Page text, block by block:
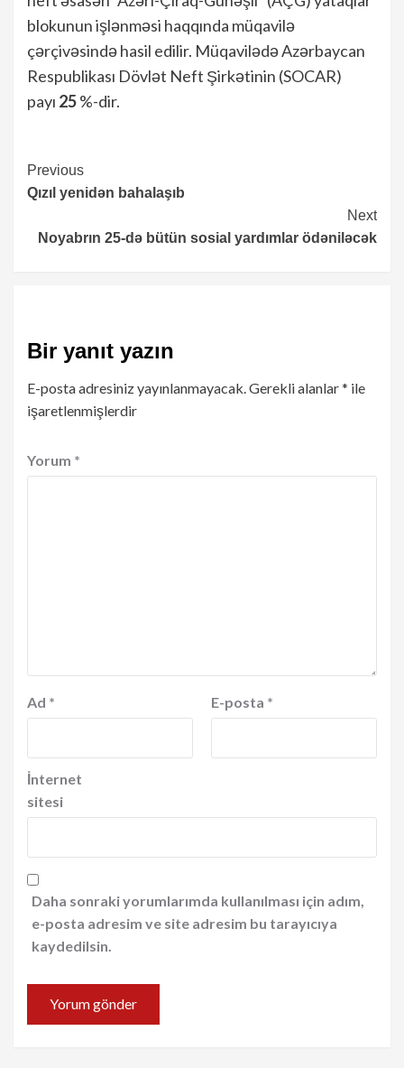
blokunun işlənməsi haqqında müqavilə
çərçivəsində hasil edilir. Müqavilədə Azərbaycan
Respublikası Dövlət Neft Şirkətinin (SOCAR)
payı 25%-dir.
Continue
Reading
Previous
Qızıl yenidən bahalaşıb
Next
Noyabrın 25-də bütün sosial yardımlar ödəniləcək
Bir yanıt yazın
E-posta adresiniz yayınlanmayacak. Gerekli alanlar* ile
işaretlenmişlerdir
Yorum *
Ad * E-posta *
İnternet
sitesi
Daha sonraki yorumlarımda kullanılması için adım,
e-posta adresim ve site adresim bu tarayıcıya
kaydedilsin.